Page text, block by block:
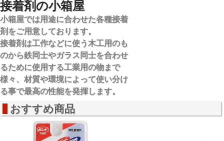
接着剤の小箱屋
小箱屋では用途に合わせた各種接着
剤をご用意しております。
接着剤は工作などに使う木工用のも
のから鉄同士やガラス同士を合わせ
るために使用する工業用の物まで
様々、材質や環境によって使い分け
る事で最高の性能を発揮します。
おすすめ商品